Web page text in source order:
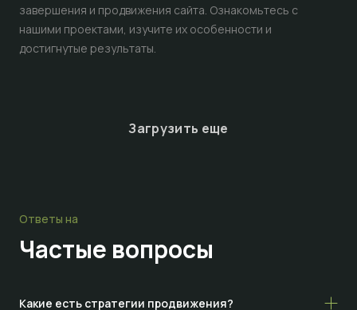
завершения и продвижения сайта. Ознакомьтесь с
нашими проектами, изучите их особенности и
достигнутые результаты.
Загрузить еще
Ответы на
Частые вопросы
Какие есть стратегии продвижения?